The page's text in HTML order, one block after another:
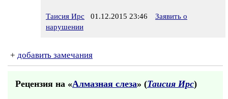
Таисия Ирс 01.12.2015 23:46
Заявить о
нарушении
+ добавить замечания
Рецензия на «Алмазная слеза» (Таисия Ирс)